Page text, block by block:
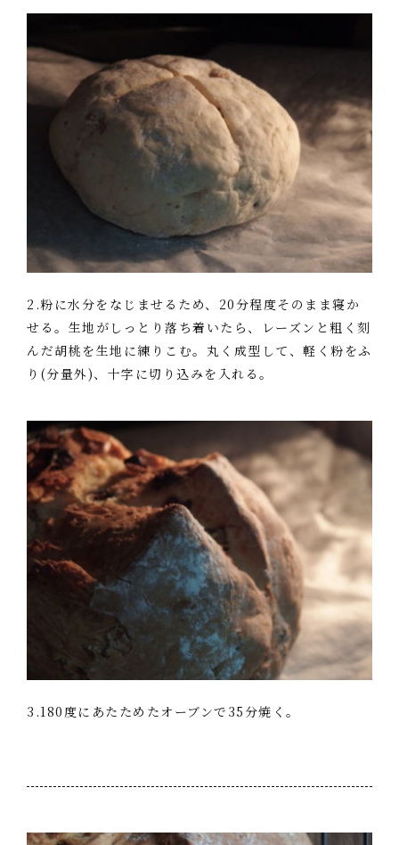
2.粉に水分をなじませるため、20分程度そのまま寝か
せる。生地がしっとり落ち着いたら、レーズンと粗く刻
んだ胡桃を生地に練りこむ。丸く成型して、軽く粉をふ
り(分量外)、十字に切り込みを入れる。
3.180度にあたためたオーブンで35分焼く。